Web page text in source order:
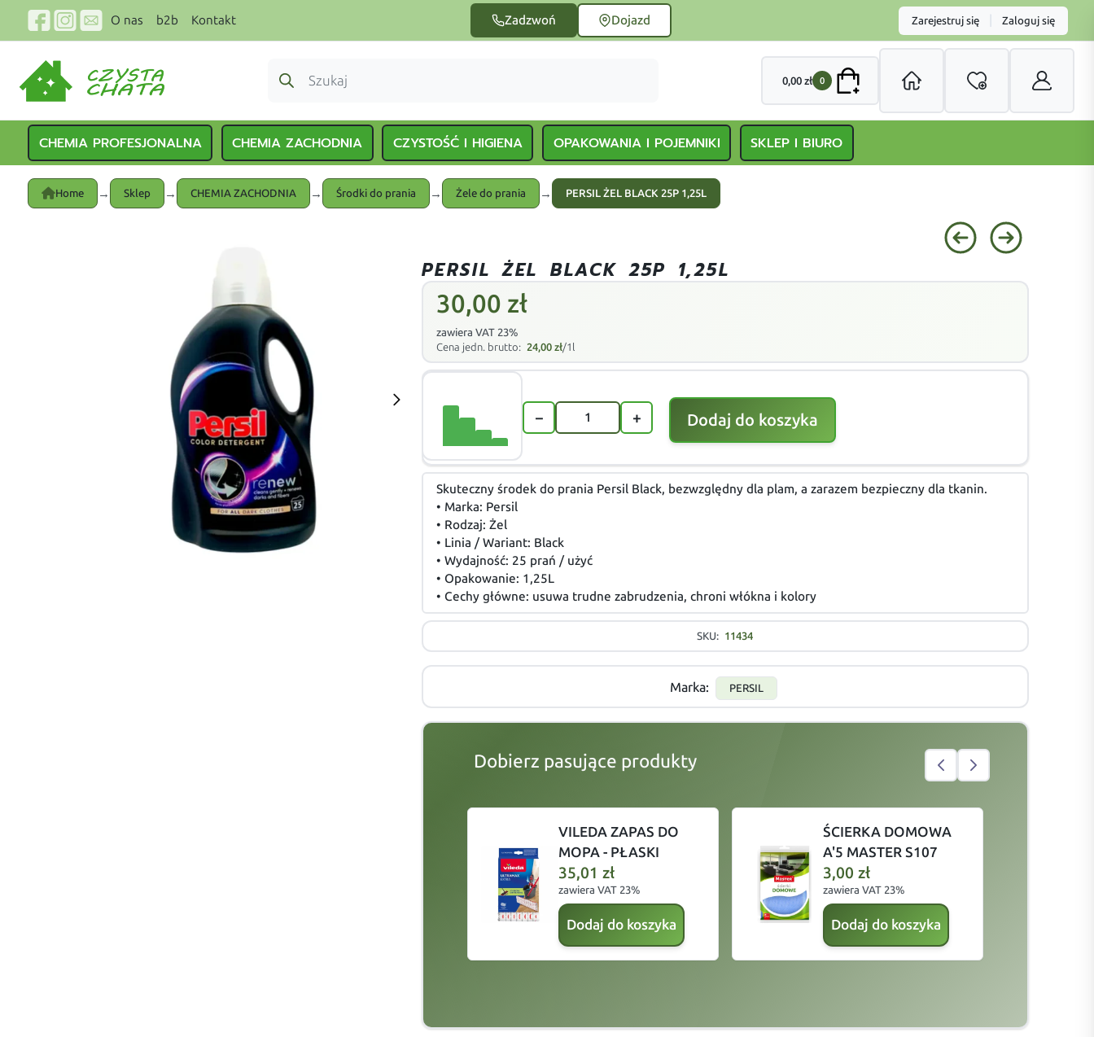
O nas b2b Kontakt Zadzwoń Dojazd Zarejestruj się Zaloguj się
0,00 zł 0
CHEMIA PROFESJONALNA CHEMIA ZACHODNIA CZYSTOŚĆ I HIGIENA OPAKOWANIA I POJEMNIKI SKLEP I BIURO
Home → Sklep → CHEMIA ZACHODNIA → Środki do prania → Żele do prania → PERSIL ŻEL BLACK 25P 1,25L
PERSIL ŻEL BLACK 25P 1,25L
30,00 zł
zawiera VAT 23%
Cena jedn. brutto: 24,00zł/1l
− + Dodaj do koszyka
Skuteczny środek do prania Persil Black, bezwzględny dla plam, a zarazem bezpieczny dla tkanin.
• Marka: Persil
• Rodzaj: Żel
• Linia / Wariant: Black
• Wydajność: 25 prań / użyć
• Opakowanie: 1,25L
• Cechy główne: usuwa trudne zabrudzenia, chroni włókna i kolory
SKU: 11434
Marka: PERSIL
Dobierz pasujące produkty
slide
VILEDA ZAPAS DO
MOPA - PŁASKI
35,01zł
zawiera VAT 23%
Dodaj do koszyka
ŚCIERKA DOMOWA
A'5 MASTER S107
3,00 zł
zawiera VAT 23%
Dodaj do koszyka